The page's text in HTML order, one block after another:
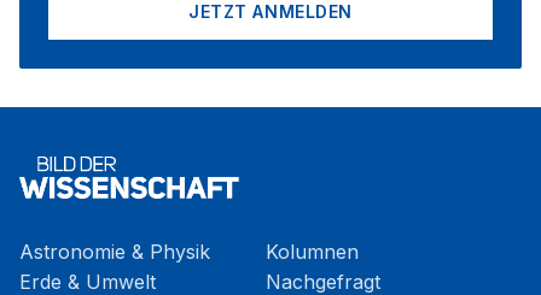
JETZT ANMELDEN
Astronomie & Physik
Erde & Umwelt
Kolumnen
Nachgefragt